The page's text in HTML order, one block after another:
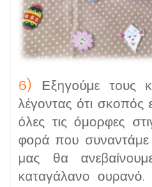
6) Εξηγούμε τους
λέγοντας ότι σκοπός
όλες τις όμορφες
φορά που
μας θα
καταγάλανο